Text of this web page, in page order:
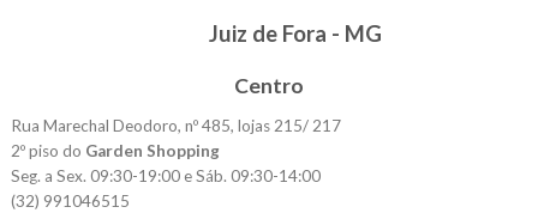
Juiz de Fora - MG
Centro
Rua Marechal Deodoro, nº 485, lojas 215/ 217
2º piso do Garden Shopping
Seg. a Sex. 09:30-19:00 e Sáb. 09:30-14:00
(32) 991046515